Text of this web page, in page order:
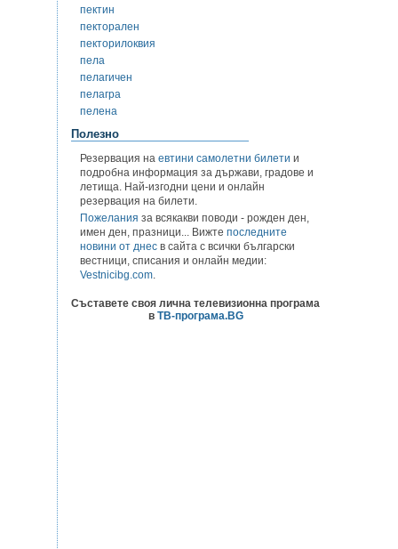
пектин
пекторален
пекторилоквия
пела
пелагичен
пелагра
пелена
Полезно
Резервация на евтини самолетни билети и
подробна информация за държави, градове и
летища. Най-изгодни цени и онлайн
резервация на билети.
Пожелания за всякакви поводи - рожден ден,
имен ден, празници... Вижте последните
новини от днес в сайта с всички български
вестници, списания и онлайн медии:
Vestnicibg.com.
Съставете своя лична телевизионна програма
в ТВ-програма.BG